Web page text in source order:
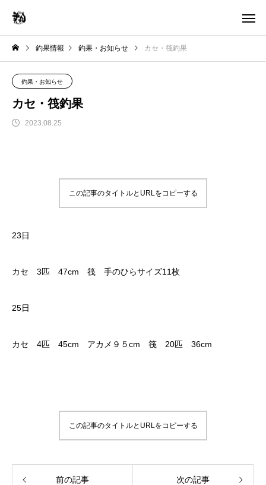
釣果情報 釣果・お知らせ カセ・筏釣果
釣果・お知らせ
カセ・筏釣果
2023.08.25
この記事のタイトルとURLをコピーする
23日
カセ 3匹 47cm 筏 手のひらサイズ11枚
25日
カセ 4匹 45cm アカメ９５cm 筏 20匹 36cm
この記事のタイトルとURLをコピーする
前の記事 次の記事